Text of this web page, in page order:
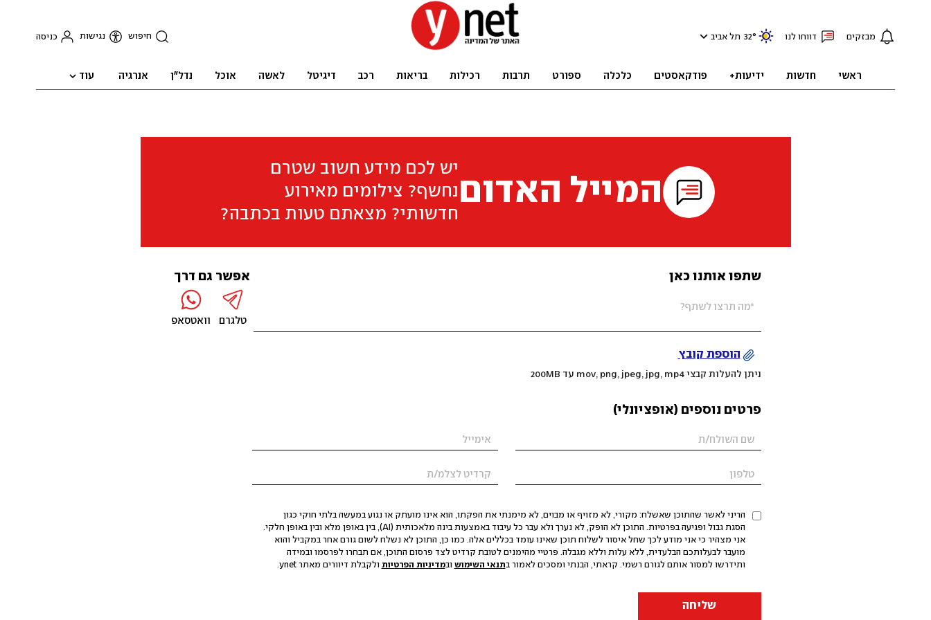
מבזקים דווחו לנו 32° תל אביב חיפוש נגישות כניסה
ראשי חדשות ידיעות+ פודקאסטים כלכלה ספורט תרבות רכילות בריאות רכב דיגיטל לאשה אוכל נדל"ן אנרגיה עוד
המייל האדום
יש לכם מידע חשוב שטרם
נחשף? צילומים מאירוע
חדשותי? מצאתם טעות בכתבה?
שתפו אותנו כאן
הוספת קובץ
ניתן להעלות קבצי mov, png, jpeg, jpg, mp4 עד 200MB
פרטים נוספים (אופציונלי)
הריני לאשר שהתוכן שאשלח: מקורי, לא מזויף או מבוים, לא מימנתי את הפקתו, הוא אינו מועתק או נגוע במעשה בלתי חוקי כגון
הסגת גבול ופגיעה בפרטיות. התוכן לא הופק, לא נערך ולא עבר כל עיבוד באמצעות בינה מלאכותית (AI), בין באופן מלא ובין באופן חלקי.
אני מצהיר כי אני מודע לכך שחל איסור לשלוח תוכן שאינו עומד בכללים אלה. כמו כן, התוכן לא נשלח לשום גורם אחר במקביל והוא
מועבר לבעלותכם הבלעדית, ללא עלות וללא מגבלה. פרטיי מהימנים לטובת קרדיט לצד פרסום התוכן, אם תבחרו לפרסמו ובמידה
ותידרשו למסור אותם לגורם רשמי. קראתי, הבנתי ומסכים לאמור בתנאי השימוש ובמדיניות הפרטיות ולקבלת דיוורים מאתר ynet.
שליחה
אפשר גם דרך
טלגרם וואטסאפ